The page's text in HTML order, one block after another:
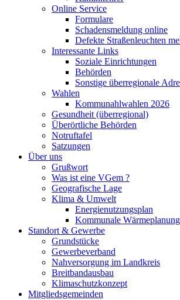
Online Service
Formulare
Schadensmeldung online
Defekte Straßenleuchten
Interessante Links
Soziale Einrichtungen
Behörden
Sonstige überregionale
Wahlen
Kommunahlwahlen 2026
Gesundheit (überregional)
Überörtliche Behörden
Notruftafel
Satzungen
Über uns
Grußwort
Was ist eine VGem ?
Geografische Lage
Klima & Umwelt
Energienutzungsplan
Kommunale Wärmeplanung
Standort & Gewerbe
Grundstücke
Gewerbeverband
Nahversorgung im Landkreis
Breitbandausbau
Klimaschutzkonzept
Mitgliedsgemeinden